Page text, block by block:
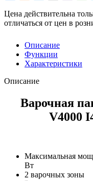
Цена действительна
отличаться от цен в
Описание
Функции
Характеристики
Описание
Варочная
V4000
Максимальная
Вт
2 варочных зоны